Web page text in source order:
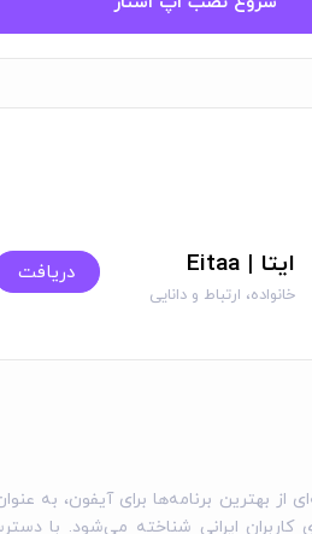
ایتا | Eitaa
خانواده، ارتباط و دانایی
دریافت
از بهترین برنامه‌ها برای آیفون، به
کاربران ایرانی شناخته می‌شود. با